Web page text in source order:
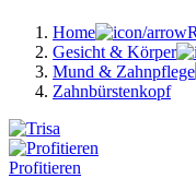
Home
Gesicht & Körper
Mund & Zahnpflege
Zahnbürstenkopf
Profitieren